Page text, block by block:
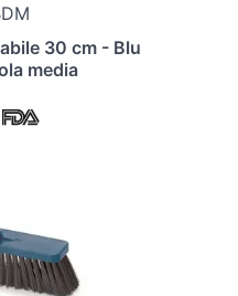
30 cm - Blu
media